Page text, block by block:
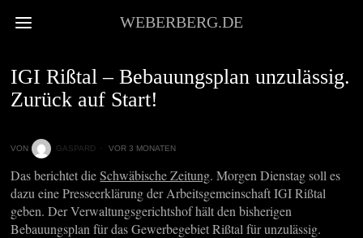
WEBERBERG.DE
IGI Rißtal – Bebauungsplan unzulässig.
Zurück auf Start!
VON GASPARD VOR 3 MONATEN
Das berichtet dieSchwäbische Zeitung. Morgen Dienstag soll es
dazu eine Presseerklärung der Arbeitsgemeinschaft IGI Rißtal
geben. Der Verwaltungsgerichtshof hält den bisherigen
Bebauungsplan für das Gewerbegebiet Rißtal für unzulässig.